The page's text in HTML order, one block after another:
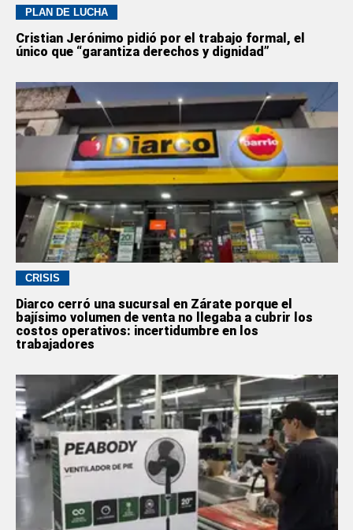
PLAN DE LUCHA
Cristian Jerónimo pidió por el trabajo formal, el
único que “garantiza derechos y dignidad”
CRISIS
Diarco cerró una sucursal en Zárate porque el
bajísimo volumen de venta no llegaba a cubrir los
costos operativos: incertidumbre en los
trabajadores